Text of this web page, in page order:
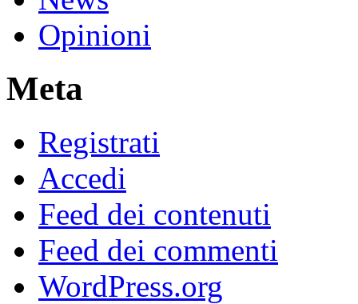
Opinioni
Meta
Registrati
Accedi
Feed dei contenuti
Feed dei commenti
WordPress.org